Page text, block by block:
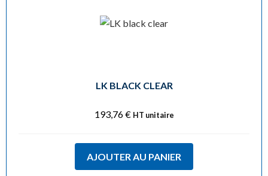
LK BLACK CLEAR
193,76€ HT unitaire
AJOUTER AU PANIER